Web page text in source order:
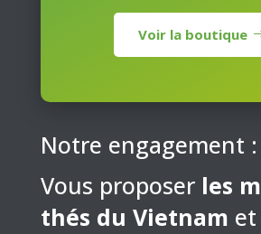
Voir la boutique
Notre engagement :
Vous proposer les
thés du Vietnam et